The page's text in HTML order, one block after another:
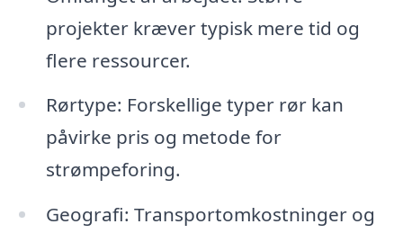
projekter kræver typisk mere tid og
flere ressourcer.
Rørtype: Forskellige typer rør kan
påvirke pris og metode for
strømpeforing.
Geografi: Transportomkostninger og